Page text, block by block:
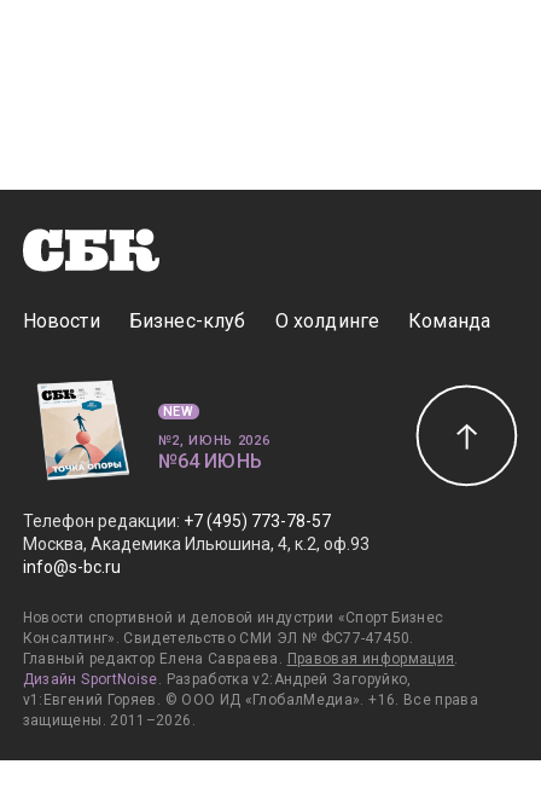
Новости Бизнес-клуб О холдинге Команда
Телефон редакции: +7 (495) 773-78-57
Москва, Академика Ильюшина, 4, к.2, оф.93
info@s-bc.ru
Новости спортивной и деловой индустрии «Спорт Бизнес
Консалтинг». Свидетельство СМИ ЭЛ № ФС77-47450.
Главный редактор Елена Савраева. Правовая информация.
Дизайн SportNoise. Разработка v2:Андрей Загоруйко,
v1:Евгений Горяев. © ООО ИД «ГлобалМедиа». +16. Все права
защищены. 2011–2026.
NEW
№2, ИЮНЬ 2026
№64 ИЮНЬ